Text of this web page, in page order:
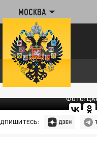
МОСКВА
ФОТО: